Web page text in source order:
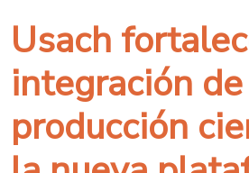
Usach
integración
producción